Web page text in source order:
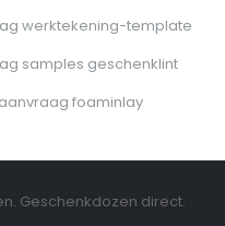
werktekening-template
samples geschenklint
foaminlay
Geschenkdozen direct.